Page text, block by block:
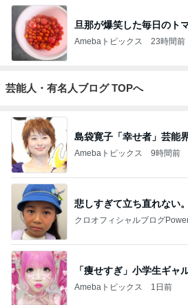
旦那が爆笑した毎日のト
Amebaトピックス 23時間前
芸能人・有名人ブログ TOPへ
島袋寛子「幸せ者」芸能
Amebaトピックス 9時間前
悲しすぎて立ち直れない。
クロオフィシャルブログ
「痩せすぎ」小学生ギャ
Amebaトピックス 1日前